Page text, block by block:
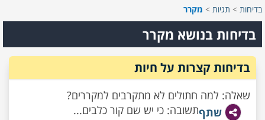
בדיחות > תגיות > מקרר
בדיחות בנושא מקרר
בדיחות קצרות על חיות
שאלה: למה חתולים לא מתקרבים למקררים?
תשובה: כי יש שם קור כלבים...שתף